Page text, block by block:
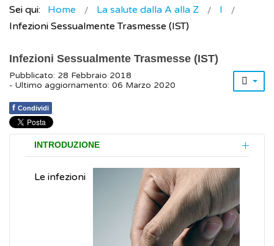
Sei qui: Home La salute dalla A alla Z
I
Infezioni Sessualmente Trasmesse (IST)
Infezioni Sessualmente Trasmesse (IST)
Pubblicato: 28 Febbraio 2018
- Ultimo aggiornamento: 06 Marzo 2020
f Condividi
INTRODUZIONE
Le infezioni